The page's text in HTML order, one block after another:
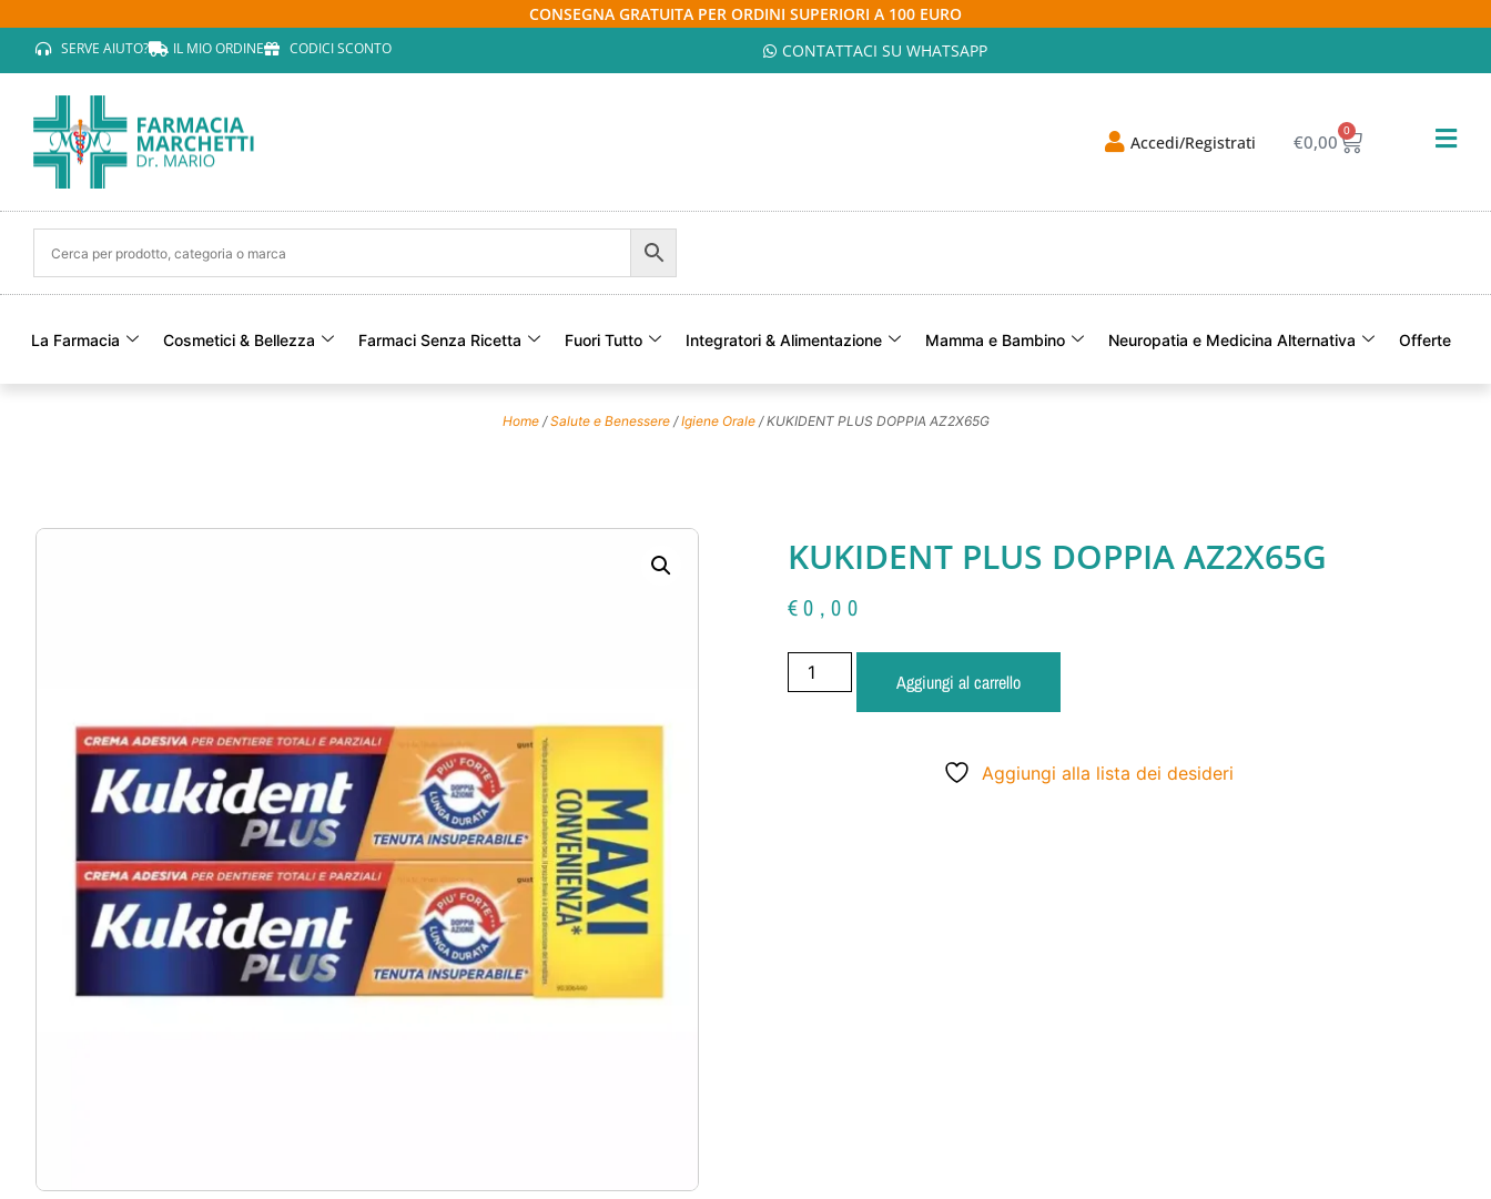
CONSEGNA GRATUITA PER ORDINI SUPERIORI A 100 EURO
SERVE AIUTO? IL MIO ORDINE CODICI SCONTO CONTATTACI SU WHATSAPP
Accedi/Registrati €0,00
0
La Farmacia Cosmetici & Bellezza Farmaci Senza Ricetta Fuori Tutto Integratori & Alimentazione Mamma e Bambino Neuropatia e Medicina Alternativa Offerte
Home/Salute e Benessere/Igiene Orale/ KUKIDENT PLUS DOPPIA AZ2X65G
KUKIDENT PLUS DOPPIA AZ2X65G
€0,00
Aggiungi al carrello
Aggiungi alla lista dei desideri